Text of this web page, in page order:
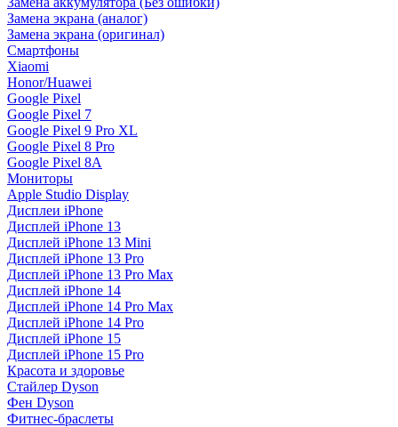
Замена экрана (аналог)
Замена экрана (оригинал)
Смартфоны
Xiaomi
Honor/Huawei
Google Pixel
Google Pixel 7
Google Pixel 9 Pro XL
Google Pixel 8 Pro
Google Pixel 8A
Мониторы
Apple Studio Display
Дисплеи iPhone
Дисплей iPhone 13
Дисплей iPhone 13 Mini
Дисплей iPhone 13 Pro
Дисплей iPhone 13 Pro Max
Дисплей iPhone 14
Дисплей iPhone 14 Pro Max
Дисплей iPhone 14 Pro
Дисплей iPhone 15
Дисплей iPhone 15 Pro
Красота и здоровье
Стайлер Dyson
Фен Dyson
Фитнес-браслеты